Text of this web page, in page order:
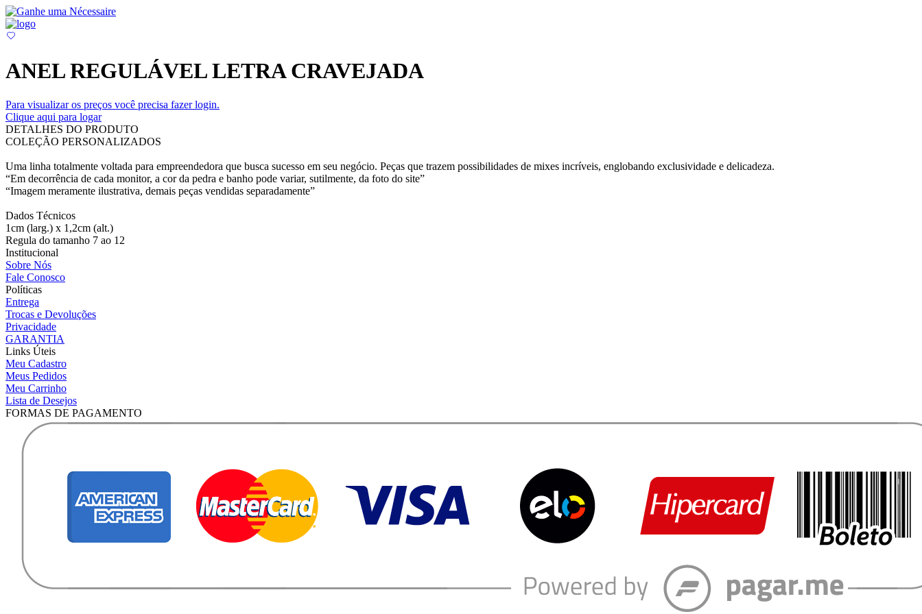
ANEL REGULÁVEL LETRA CRAVEJADA
Para visualizar os preços você precisa fazer login.
Clique aqui para logar
DETALHES DO PRODUTO
COLEÇÃO PERSONALIZADOS
Uma linha totalmente voltada para empreendedora que busca sucesso em seu negócio. Peças que trazem possibilidades de mixes incríveis, englobando exclusividade e delicadeza.
“Em decorrência de cada monitor, a cor da pedra e banho pode variar, sutilmente, da foto do site”
“Imagem meramente ilustrativa, demais peças vendidas separadamente”
Dados Técnicos
1cm (larg.) x 1,2cm (alt.)
Regula do tamanho 7 ao 12
Institucional
Sobre Nós
Fale Conosco
Políticas
Entrega
Trocas e Devoluções
Privacidade
GARANTIA
Links Úteis
Meu Cadastro
Meus Pedidos
Meu Carrinho
Lista de Desejos
FORMAS DE PAGAMENTO